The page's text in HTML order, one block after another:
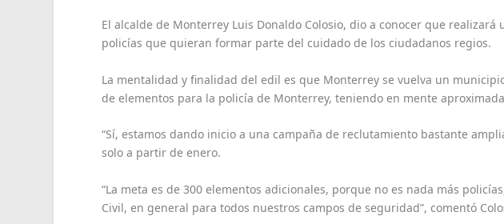
El alcalde de Monterrey Luis Donaldo Colosio, dio a conocer que
policías que quieran formar parte del cuidado de los ciudadanos regios.
La mentalidad y finalidad del edil es que Monterrey se vuelva un
de elementos para la policía de Monterrey, teniendo en mente
“Sí, estamos dando inicio a una campaña de reclutamiento bastante
solo a partir de enero.
“La meta es de 300 elementos adicionales, porque no es nada más
Civil, en general para todos nuestros campos de seguridad”, comentó